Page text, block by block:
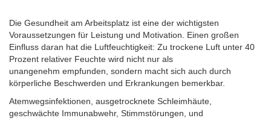
Die Gesundheit am Arbeitsplatz ist eine der wichtigsten
Voraussetzungen für Leistung und Motivation. Einen großen
Einfluss daran hat die Luftfeuchtigkeit: Zu trockene Luft unter 40
Prozent relativer Feuchte wird nicht nur als
unangenehm empfunden, sondern macht sich auch durch
körperliche Beschwerden und Erkrankungen bemerkbar.
Atemwegsinfektionen, ausgetrocknete Schleimhäute,
geschwächte Immunabwehr, Stimmstörungen, und